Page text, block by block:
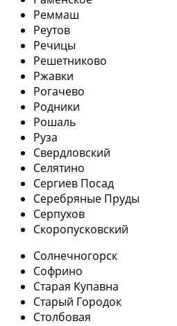
Реммаш
Реутов
Речицы
Решетниково
Ржавки
Рогачево
Родники
Рошаль
Руза
Свердловский
Селятино
Сергиев Посад
Серебряные Пруды
Серпухов
Скоропусковский
Солнечногорск
Софрино
Старая Купавна
Старый Городок
Столбовая